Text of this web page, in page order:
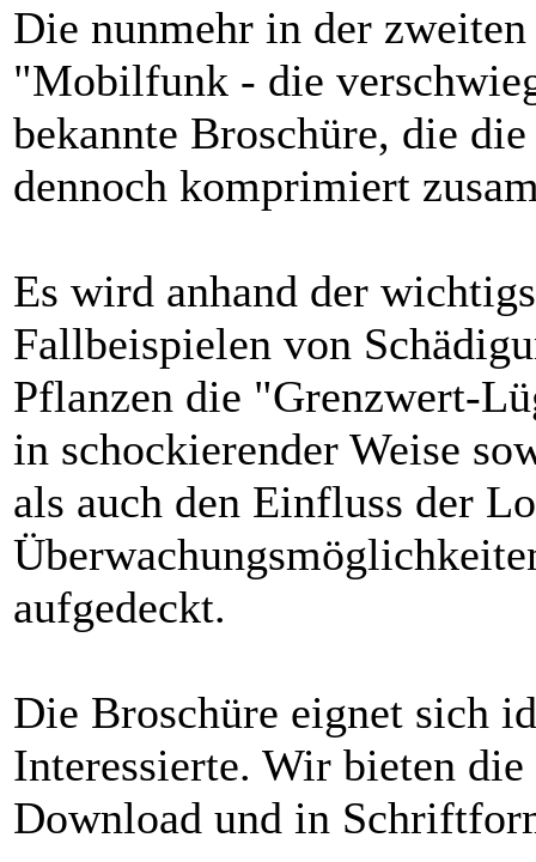
Die nunmehr in der
"Mobilfunk - die
bekannte Broschüre, die
dennoch komprimiert
Es wird anhand der
Fallbeispielen von
Pflanzen die "Grenzwert-
in schockierender Weise
als auch den Einfluss der
aufgedeckt.
Die Broschüre eignet sich
Interessierte. Wir bieten
Download und in